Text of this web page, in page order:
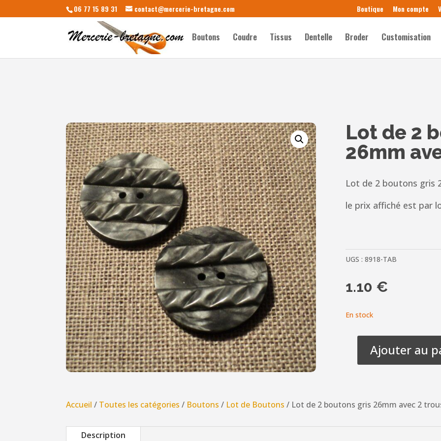
06 77 15 89 31 contact@mercerie-bretagne.com Boutique Mon compte
Boutons Coudre Tissus Dentelle Broder Customisation
Lot de 2
26mm
Lot de 2 boutons gris
le prix affiché est par
UGS : 8918-TAB
1.10 €
En stock
quantité
2
Ajouter au
Accueil / Toutes les catégories / Boutons / Lot de Boutons / Lot de 2 boutons gris 26mm avec 2
Description